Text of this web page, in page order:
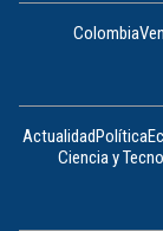
Colombia
ActualidadPolítica
Ciencia y